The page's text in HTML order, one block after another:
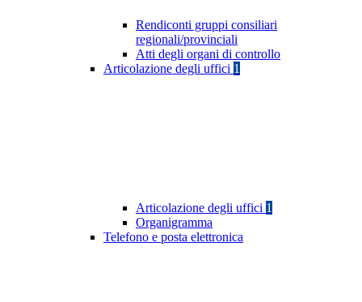
Rendiconti gruppi consiliari
regionali/provinciali
Atti degli organi di controllo
Articolazione degli uffici 1
Articolazione degli uffici 1
Organigramma
Telefono e posta elettronica